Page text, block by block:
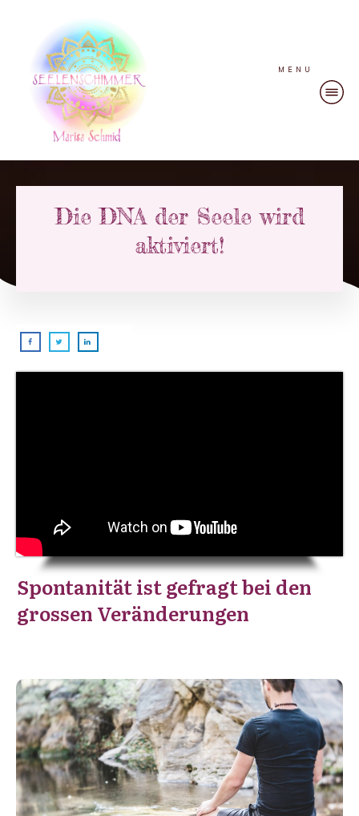
MENU
Die DNA der Seele wird
aktiviert!
Spontanität ist gefragt bei den
grossen Veränderungen